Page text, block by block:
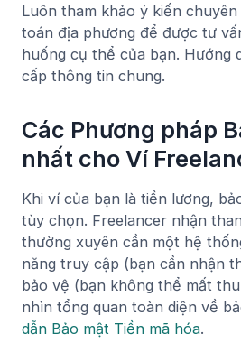
Luôn tham khảo ý kiến
toán địa phương để được tư
huống cụ thể của bạn. Hướng
cấp thông tin chung.
Các Phương pháp
nhất cho Ví
Khi ví của bạn là tiền lương,
tùy chọn. Freelancer nhận
thường xuyên cần một hệ
năng truy cập (bạn cần nhận
bảo vệ (bạn không thể mất
nhìn tổng quan toàn diện về
dẫn Bảo mật Tiền mã hóa.